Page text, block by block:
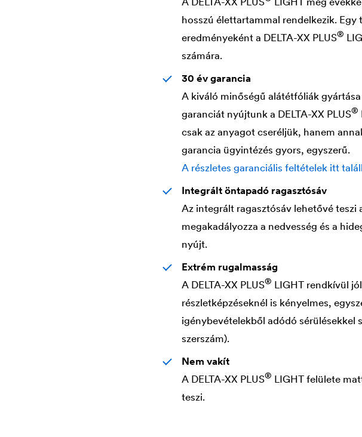
hosszú élettartammal rendelkezik.
eredményeként a DELTA-XX PLUS®
számára.
30 év garancia
A kiváló minőségű alátétfóliák
garanciát nyújtunk a DELTA-XX PLUS®
csak az anyagot cseréljük, hanem
garancia ügyintézés gyors, egyszerű.
A részletes garanciális feltételek itt
Integrált öntapadó ragasztósáv
Az integrált ragasztósáv lehetővé teszi
megakadályozza a nedvesség és a
nyújt.
Extrém rugalmasság
A DELTA-XX PLUS® LIGHT rendkívül
részletképzéseknél is kényelmes,
igénybevételekből adódó sérülésekkel
szerszám).
Nem vakít
A DELTA-XX PLUS® LIGHT felülete
teszi.